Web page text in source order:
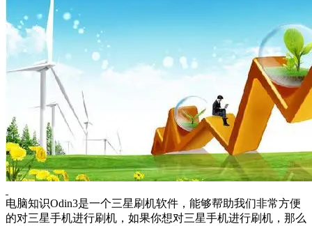
电脑知识Odin3是一个三星刷机软件，能够帮助我们非常方便
的对三星手机进行刷机，如果你想对三星手机进行刷机，那么